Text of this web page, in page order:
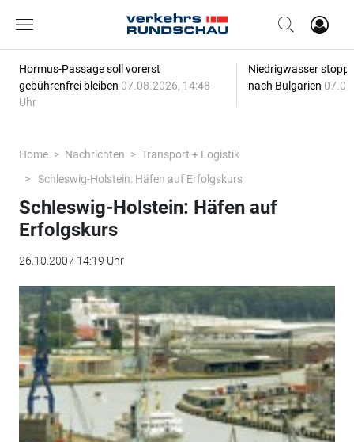
Hormus-Passage soll vorerst
gebührenfrei bleiben 07.08.2026, 14:48
Uhr
Niedrigwasser
nach Bulgarien
Home Nachrichten
Transport + Logistik
Schleswig-Holstein: Häfen auf Erfolgskurs
Schleswig-Holstein: Häfen auf
Erfolgskurs
26.10.2007 14:19 Uhr